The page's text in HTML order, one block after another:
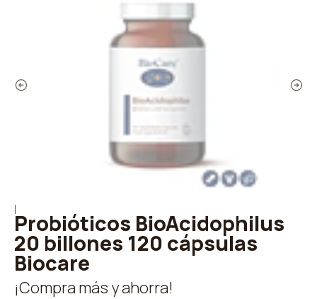
Probióticos BioAcidophilus
20 billones 120 cápsulas
Biocare
¡Compra más y ahorra!